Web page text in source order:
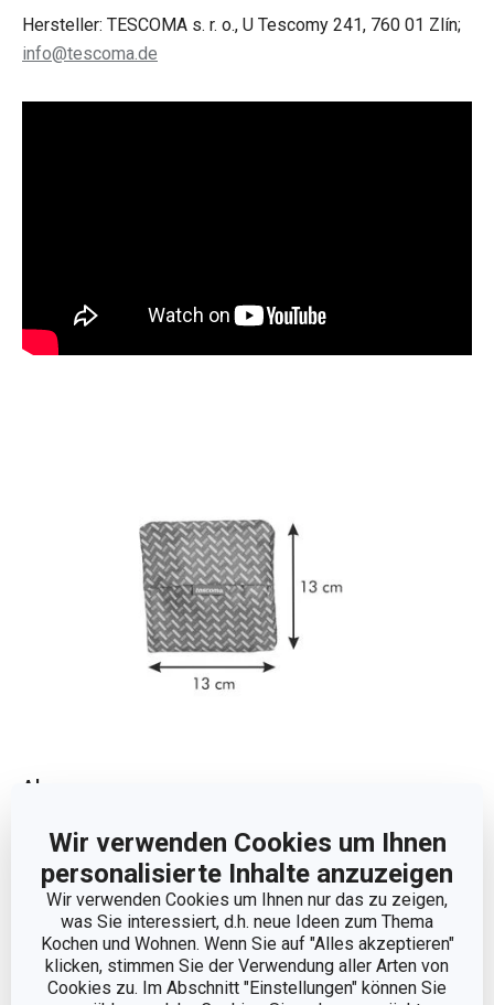
Wir verwenden Cookies um Ihnen
personalisierte Inhalte anzuzeigen
Wir verwenden Cookies um Ihnen nur das zu zeigen,
was Sie interessiert, d.h. neue Ideen zum Thema
Kochen und Wohnen. Wenn Sie auf "Alles akzeptieren"
klicken, stimmen Sie der Verwendung aller Arten von
Cookies zu. Im Abschnitt "Einstellungen" können Sie
Hersteller: TESCOMA s. r. o., U Tescomy 241, 760 01 Zlín;
info@tescoma.de
Abmessungen
PRODUKTBREITE (CM) 12
PRODUKTHÖHE (CM) 1
VOLUMEN (L) 17